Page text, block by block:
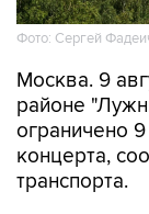
Фото: Сергей
Москва. 9
районе
ограничено
концерта,
транспорта.